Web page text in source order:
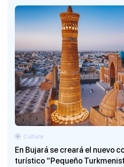
En Bujará se creará el nuevo
turístico “Pequeño
Cultura